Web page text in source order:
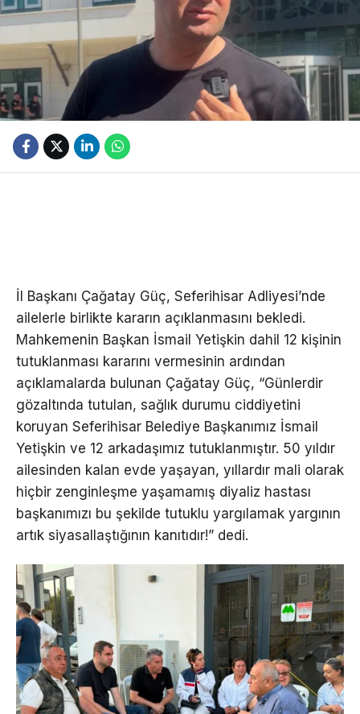
İl Başkanı Çağatay Güç, Seferihisar Adliyesi’nde
ailelerle birlikte kararın açıklanmasını bekledi.
Mahkemenin Başkan İsmail Yetişkin dahil 12 kişinin
tutuklanması kararını vermesinin ardından
açıklamalarda bulunan Çağatay Güç, “Günlerdir
gözaltında tutulan, sağlık durumu ciddiyetini
koruyan Seferihisar Belediye Başkanımız İsmail
Yetişkin ve 12 arkadaşımız tutuklanmıştır. 50 yıldır
ailesinden kalan evde yaşayan, yıllardır mali olarak
hiçbir zenginleşme yaşamamış diyaliz hastası
başkanımızı bu şekilde tutuklu yargılamak yargının
artık siyasallaştığının kanıtıdır!” dedi.